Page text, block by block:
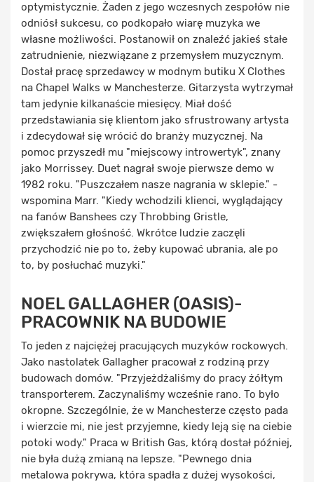
optymistycznie. Żaden z jego wczesnych zespołów nie
odniósł sukcesu, co podkopało wiarę muzyka we
własne możliwości. Postanowił on znaleźć jakieś stałe
zatrudnienie, niezwiązane z przemysłem muzycznym.
Dostał pracę sprzedawcy w modnym butiku X Clothes
na Chapel Walks w Manchesterze. Gitarzysta wytrzymał
tam jedynie kilkanaście miesięcy. Miał dość
przedstawiania się klientom jako sfrustrowany artysta
i zdecydował się wrócić do branży muzycznej. Na
pomoc przyszedł mu "miejscowy introwertyk", znany
jako Morrissey. Duet nagrał swoje pierwsze demo w
1982 roku. "Puszczałem nasze nagrania w sklepie." -
wspomina Marr. "Kiedy wchodzili klienci, wyglądający
na fanów Banshees czy Throbbing Gristle,
zwiększałem głośność. Wkrótce ludzie zaczęli
przychodzić nie po to, żeby kupować ubrania, ale po
to, by posłuchać muzyki."
NOEL GALLAGHER (OASIS)-
PRACOWNIK NA BUDOWIE
To jeden z najciężej pracujących muzyków rockowych.
Jako nastolatek Gallagher pracował z rodziną przy
budowach domów. "Przyjeżdżaliśmy do pracy żółtym
transporterem. Zaczynaliśmy wcześnie rano. To było
okropne. Szczególnie, że w Manchesterze często pada
i wierzcie mi, nie jest przyjemne, kiedy leją się na ciebie
potoki wody." Praca w British Gas, którą dostał później,
nie była dużą zmianą na lepsze. "Pewnego dnia
metalowa pokrywa, która spadła z dużej wysokości,